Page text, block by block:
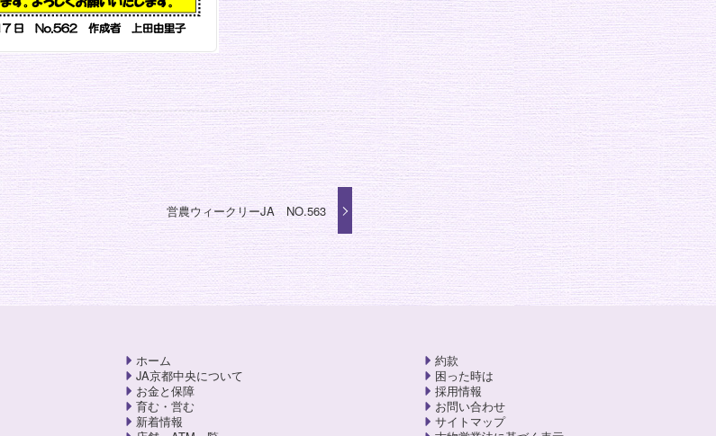
営農ウィークリーJA NO.563
ホーム
JA京都中央について
お金と保障
育む・営む
新着情報
約款
困った時は
採用情報
お問い合わせ
サイトマップ